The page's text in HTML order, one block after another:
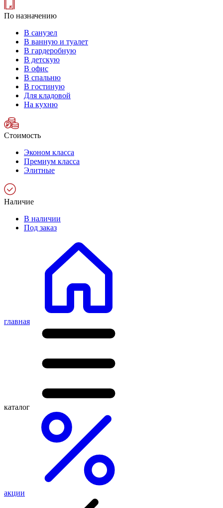
По назначению
В санузел
В ванную и туалет
В гардеробную
В детскую
В офис
В спальню
В гостиную
Для кладовой
На кухню
Стоимость
Эконом класса
Премиум класса
Элитные
Наличие
В наличии
Под заказ
главная
каталог
акции